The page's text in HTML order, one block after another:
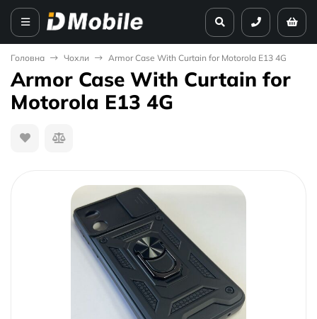
Головна Чохли Armor Case With Curtain for Motorola E13 4G
Armor Case With Curtain for
Motorola E13 4G